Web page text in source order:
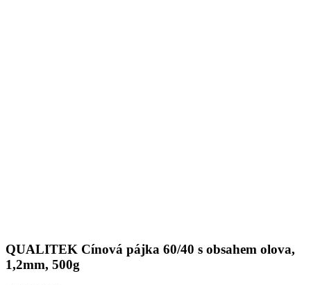
QUALITEK Cínová pájka 60/40 s obsahem olova,
1,2mm, 500g